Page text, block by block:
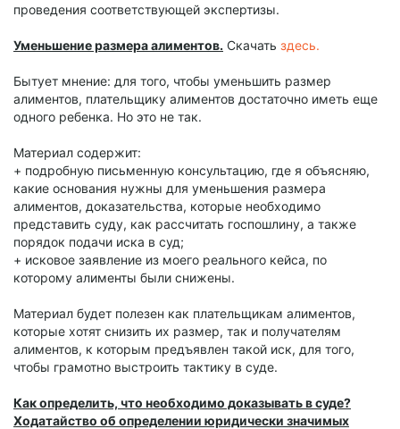
проведения соответствующей экспертизы.
Уменьшение размера алиментов. Скачать здесь.
Бытует мнение: для того, чтобы уменьшить размер
алиментов, плательщику алиментов достаточно иметь еще
одного ребенка. Но это не так.
Материал содержит:
+ подробную письменную консультацию, где я объясняю,
какие основания нужны для уменьшения размера
алиментов, доказательства, которые необходимо
представить суду, как рассчитать госпошлину, а также
порядок подачи иска в суд;
+ исковое заявление из моего реального кейса, по
которому алименты были снижены.
Материал будет полезен как плательщикам алиментов,
которые хотят снизить их размер, так и получателям
алиментов, к которым предъявлен такой иск, для того,
чтобы грамотно выстроить тактику в суде.
Как определить, что необходимо доказывать в суде?
Ходатайство об определении юридически значимых